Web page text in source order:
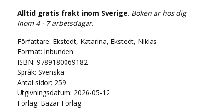
Alltid gratis frakt inom Sverige. Boken är hos dig
inom 4 - 7 arbetsdagar.
Författare: Ekstedt, Katarina, Ekstedt, Niklas
Format: Inbunden
ISBN: 9789180069182
Språk: Svenska
Antal sidor: 259
Utgivningsdatum: 2026-05-12
Förlag: Bazar Förlag